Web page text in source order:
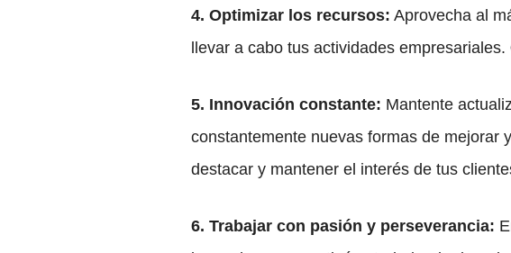
4. Optimizar los recursos: Aprovecha al
llevar a cabo tus actividades empresariales.
5. Innovación constante: Mantente
constantemente nuevas formas de mejorar
destacar y mantener el interés de tus
6. Trabajar con pasión y perseverancia: